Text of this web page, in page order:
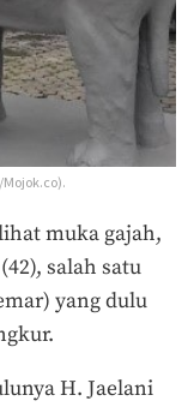
muka gajah,
salah satu
yang dulu
H. Jaelani